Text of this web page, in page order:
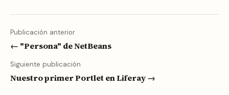
Publicación anterior
← "Persona" de NetBeans
Siguiente publicación
Nuestro primer Portlet en Liferay →